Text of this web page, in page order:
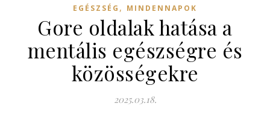
EGÉSZSÉG , MINDENNAPOK
Gore oldalak hatása a
mentális egészségre és
közösségekre
2025.03.18.